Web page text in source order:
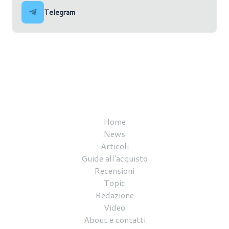
Telegram
Home
News
Articoli
Guide all'acquisto
Recensioni
Topic
Redazione
Video
About e contatti